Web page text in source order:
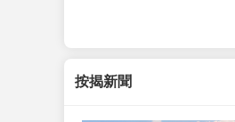
按揭新聞